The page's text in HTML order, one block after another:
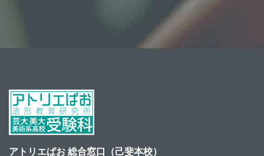
アトリエぱお 総合窓口（己斐本校）